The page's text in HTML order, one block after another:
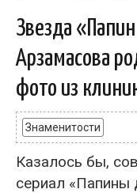
Звезда
Арзамасова
фото из
Знаменитости
Казалось бы,
сериал «Папины